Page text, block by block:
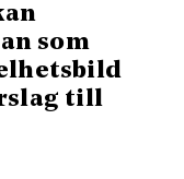
som
till